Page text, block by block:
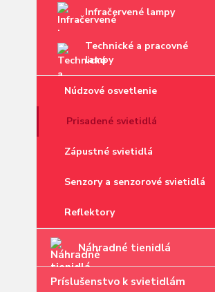
Infračervené lampy
Technické a pracovné
lampy
Núdzové osvetlenie
Prisadené svietidlá
Zápustné svietidlá
Senzory a senzorové svietidlá
Reflektory
Náhradné tienidlá
Príslušenstvo k svietidlám